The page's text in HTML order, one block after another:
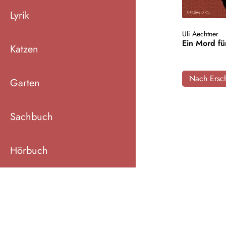
Lyrik
Katzen
Garten
Sachbuch
Hörbuch
Uli Aechtner
Ein Mord
Nach